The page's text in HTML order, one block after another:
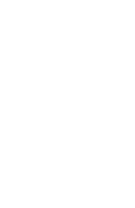
для детских площадок
для площадок для выгула собак
для улицы
формы под заказ
площадок
для площадок